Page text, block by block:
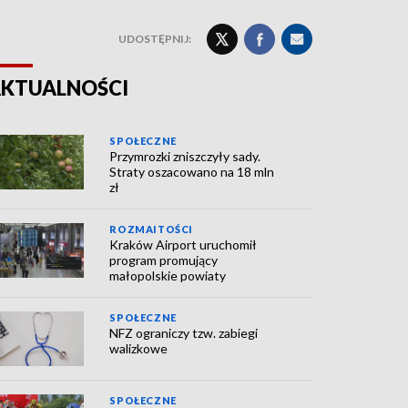
UDOSTĘPNIJ:
SPOŁECZNE
Przymrozki zniszczyły sady.
Straty oszacowano na 18 mln
zł
ROZMAITOŚCI
Kraków Airport uruchomił
program promujący
małopolskie powiaty
SPOŁECZNE
NFZ ograniczy tzw. zabiegi
walizkowe
SPOŁECZNE